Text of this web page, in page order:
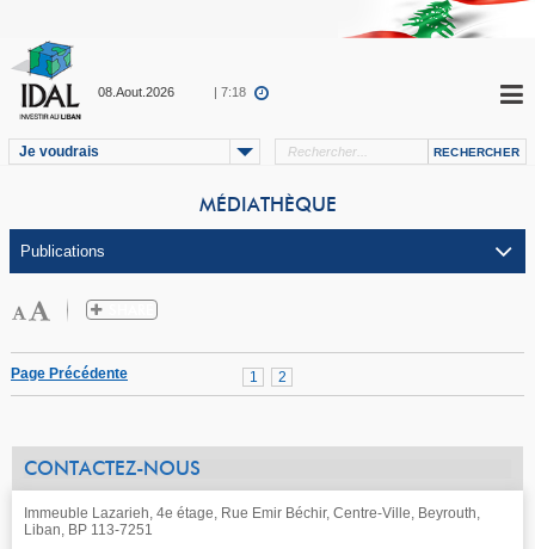
08.Aout.2026 | 7:18
Je voudrais
MÉDIATHÈQUE
1 2
Page Précédente
CONTACTEZ-NOUS
Immeuble Lazarieh, 4e étage, Rue Emir Béchir, Centre-Ville, Beyrouth,
Liban, BP 113-7251